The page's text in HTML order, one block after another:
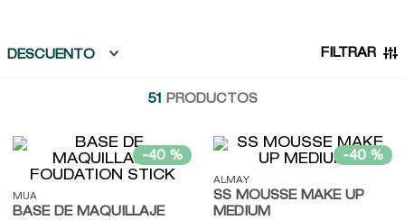
DESCUENTO FILTRAR
51 PRODUCTOS
-40 %
MUA
BASE DE MAQUILLAJE
-40 %
ALMAY
SS MOUSSE MAKE UP
MEDIUM
7.
kool beauty serum
retrinal
9.